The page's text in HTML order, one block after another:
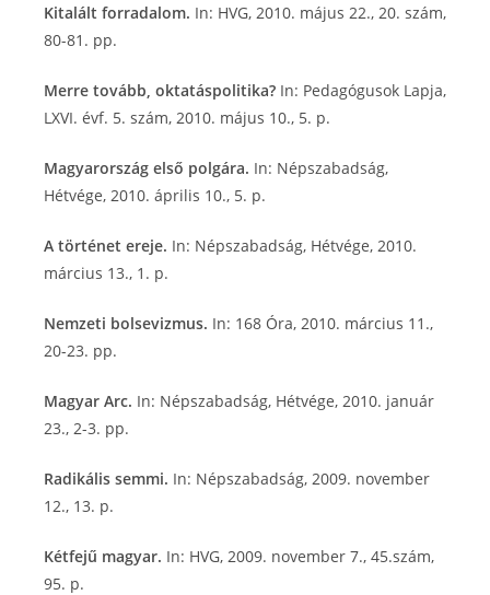
Kitalált forradalom. In: HVG, 2010. május 22., 20. szám,
80-81. pp.
Merre tovább, oktatáspolitika? In: Pedagógusok Lapja,
LXVI. évf. 5. szám, 2010. május 10., 5. p.
Magyarország első polgára. In: Népszabadság,
Hétvége, 2010. április 10., 5. p.
A történet ereje. In: Népszabadság, Hétvége, 2010.
március 13., 1. p.
Nemzeti bolsevizmus. In: 168 Óra, 2010. március 11.,
20-23. pp.
Magyar Arc. In: Népszabadság, Hétvége, 2010. január
23., 2-3. pp.
Radikális semmi. In: Népszabadság, 2009. november
12., 13. p.
Kétfejű magyar. In: HVG, 2009. november 7., 45.szám,
95. p.